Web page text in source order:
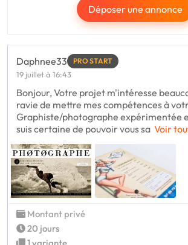
Déposer une annonce
Daphnee33 PRO START
19 juillet à 16:43
Bonjour, Votre projet m'intéresse
ravie de mettre mes compétences à
Graphiste/photographe expérimentée
suis certaine de pouvoir vous sa Voir
Montant privé
20 jours